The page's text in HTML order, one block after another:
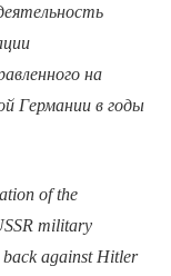
на
Германии в годы
of the
military
against Hitler